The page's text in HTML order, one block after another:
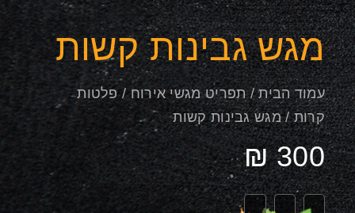
מגש גבינות קשות
עמוד הבית/תפריט מגשי אירוח /פלטות
קרות/ מגש גבינות קשות
₪300